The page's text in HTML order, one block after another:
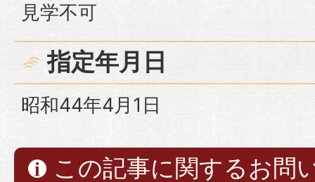
見学不可
指定年月日
昭和44年4月1日
この記事に関するお問